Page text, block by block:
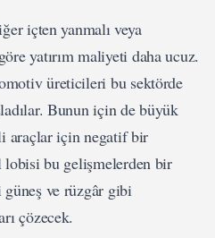
içten yanmalı veya
yatırım maliyeti daha ucuz.
üreticileri bu sektörde
Bunun için de büyük
araçlar için negatif bir
lobisi bu gelişmelerden bir
ve rüzgâr gibi
çözecek.